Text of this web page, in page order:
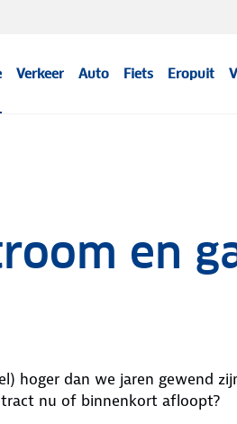
Verkeer Auto Fiets Eropuit
en
hoger dan we jaren gewend
nu of binnenkort afloopt?